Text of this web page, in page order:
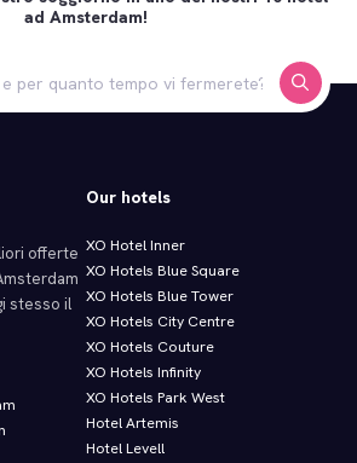
ad Amsterdam!
offerte
stesso il
Our hotels
XO Hotel Inner
XO Hotels Blue Square
XO Hotels Blue Tower
XO Hotels City Centre
XO Hotels Couture
XO Hotels Infinity
XO Hotels Park West
Hotel Artemis
Hotel Levell